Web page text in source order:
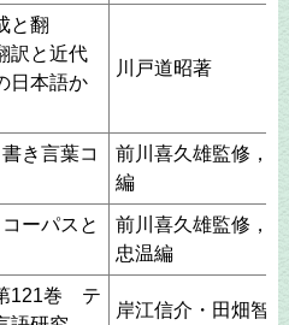
と翻
と近代
日本語か
川戸道昭著
き言葉コ
前川喜久雄監修，
編
ーパスと
前川喜久雄監修，
忠温編
121巻 テ
岸江信介・田畑智